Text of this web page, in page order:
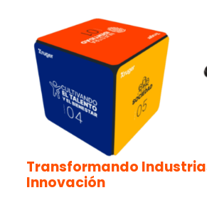
Transformando
Innovación